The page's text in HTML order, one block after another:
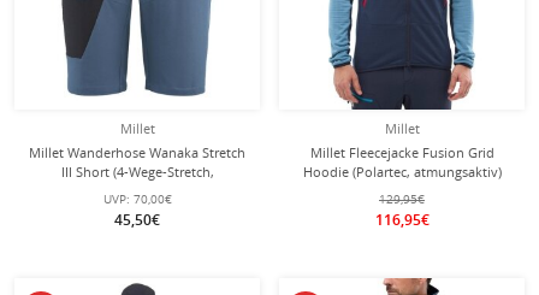
Millet
Millet Wanderhose Wanaka Stretch
III Short (4-Wege-Stretch,
schnelltrocknend, leicht) kurz
denimblau Herren
UVP: 70,00€
45,50€
Millet
Millet Fleecejacke Fusion Grid
Hoodie (Polartec, atmungsaktiv)
dunkelblau/saphir Herren
129,95€
116,95€